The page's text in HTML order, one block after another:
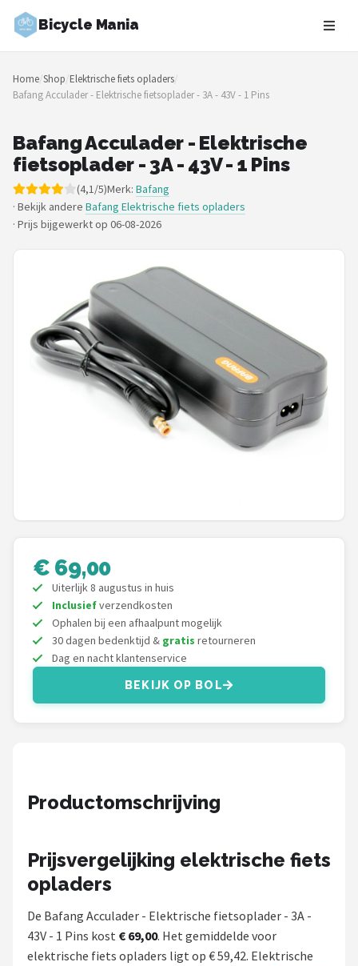
Bicycle Mania
Zoeken
NAVIGATIE
Merken
Blog
Fietsroutes
Stadsfietsen
Elektrische fietsen
Mountainbikes
ABUS
AXA
New Looxs
Schwalbe
Shimano
Alle merken →
Home/Shop/Elektrische fiets opladers/
Bafang Acculader - Elektrische fietsoplader - 3A - 43V - 1 Pins
Bafang Acculader - Elektrische
fietsoplader - 3A - 43V - 1 Pins
(4,1/5)Merk: Bafang
· Bekijk andere Bafang Elektrische fiets opladers
· Prijs bijgewerkt op 06-08-2026
€ 69,00
Uiterlijk 8 augustus in huis
Inclusiefverzendkosten
Ophalen bij een afhaalpunt mogelijk
30 dagen bedenktijd & gratis retourneren
Dag en nacht klantenservice
BEKIJK OP BOL
Productomschrijving
Prijsvergelijking elektrische fiets
opladers
De Bafang Acculader - Elektrische fietsoplader - 3A -
43V - 1 Pins kost € 69,00. Het gemiddelde voor
elektrische fiets opladers ligt op € 59,42. Elektrische